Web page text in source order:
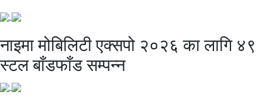
नाइमा मोबिलिटी एक्सपो २०२६ का लागि ४९
स्टल बाँडफाँड सम्पन्न